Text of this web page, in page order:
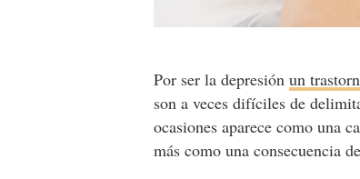
Por ser la depresiónun
son a veces difíciles de
ocasiones aparece como una
más como una consecuencia